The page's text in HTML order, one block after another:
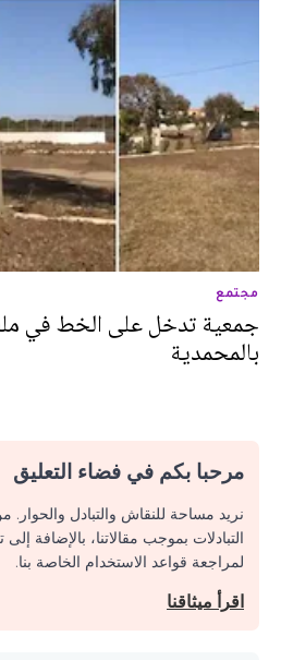
مجتمع
جمعية تدخل على الخط في
بالمحمدية
مرحبا بكم في فضاء التعليق
نريد مساحة للنقاش والتبادل
التبادلات بموجب مقالاتنا، بالإضافة
لمراجعة قواعد الاستخدام الخاصة بنا.
اقرأ ميثاقنا